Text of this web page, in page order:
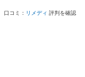
口コミ： リメディ 評判を確認